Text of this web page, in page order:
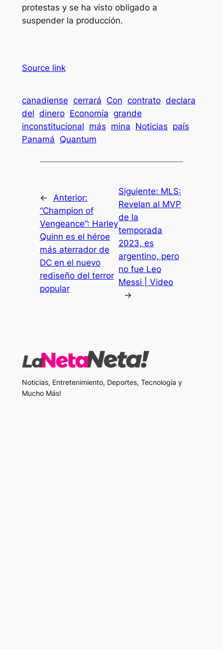
protestas y se ha visto obligado a
suspender la producción.
Source link
canadiense cerrará Con contrato declara
del dinero Economía grande
inconstitucional más mina Noticias país
Panamá Quantum
←
Anterior:
“Champion of
Vengeance”: Harley
Quinn es el héroe
más aterrador de
DC en el nuevo
rediseño del terror
popular
Siguiente: MLS:
Revelan al MVP
de la
temporada
2023, es
argentino, pero
no fue Leo
Messi | Video
→
Noticias, Entretenimiento, Deportes, Tecnología y
Mucho Más!